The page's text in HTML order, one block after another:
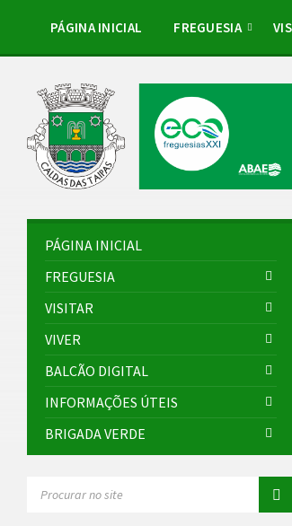
sidebar
PÁGINA INICIAL FREGUESIA
PÁGINA INICIAL
FREGUESIA
VISITAR
VIVER
BALCÃO DIGITAL
INFORMAÇÕES ÚTEIS
BRIGADA VERDE